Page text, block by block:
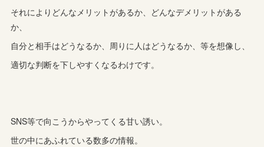
それによりどんなメリットがあるか、どんなデメリットがある
か、
自分と相手はどうなるか、周りに人はどうなるか、等を想像し、
適切な判断を下しやすくなるわけです。
SNS等で向こうからやってくる甘い誘い。
世の中にあふれている数多の情報。